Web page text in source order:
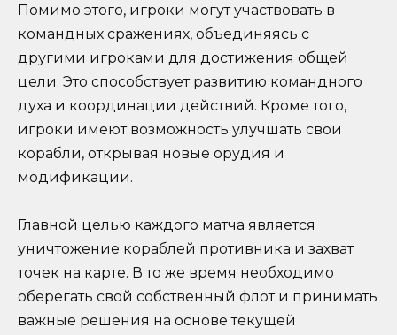
Помимо этого, игроки могут участвовать в
командных сражениях, объединяясь с
другими игроками для достижения общей
цели. Это способствует развитию командного
духа и координации действий. Кроме того,
игроки имеют возможность улучшать свои
корабли, открывая новые орудия и
модификации.
Главной целью каждого матча является
уничтожение кораблей противника и захват
точек на карте. В то же время необходимо
оберегать свой собственный флот и принимать
важные решения на основе текущей